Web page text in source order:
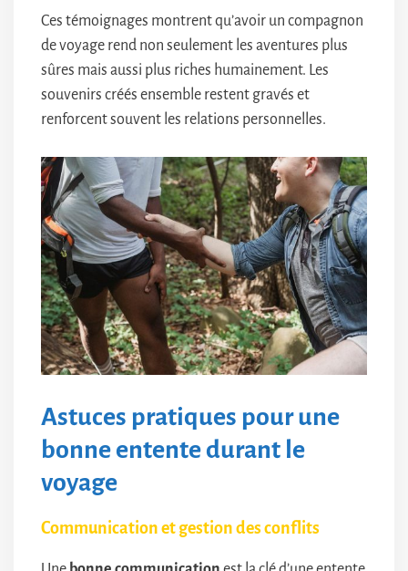
Ces témoignages montrent qu’avoir un compagnon
de voyage rend non seulement les aventures plus
sûres mais aussi plus riches humainement. Les
souvenirs créés ensemble restent gravés et
renforcent souvent les relations personnelles.
Astuces pratiques pour une
bonne entente durant le
voyage
Communication et gestion des conflits